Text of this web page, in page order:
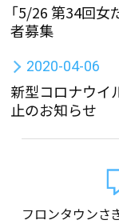
「5/26 第34回
者募集
2020-04-06
新型コロナウイ
止のお知らせ
フロンタウンさ